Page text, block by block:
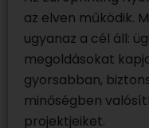
az elven működik.
ugyanaz a cél áll:
megoldásokat
gyorsabban,
minőségben
projektjeiket.